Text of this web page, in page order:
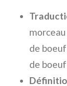
de
de boeuf